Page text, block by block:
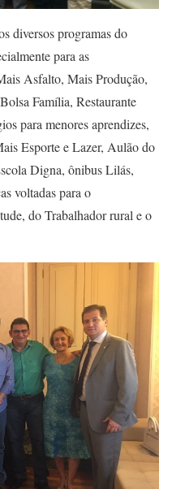
diversos programas do
para as
Asfalto, Mais Produção,
Família, Restaurante
para menores aprendizes,
Esporte e Lazer, Aulão do
Digna, ônibus Lilás,
voltadas para o
do Trabalhador rural e o